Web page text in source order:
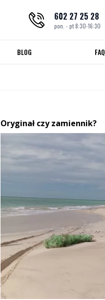
602 27 25 28
pon. - pt 8:30-16:30
BLOG FAQ
Oryginał czy zamiennik?